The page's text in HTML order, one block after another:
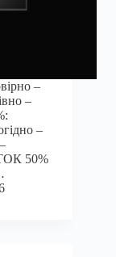
–
–
–
50%